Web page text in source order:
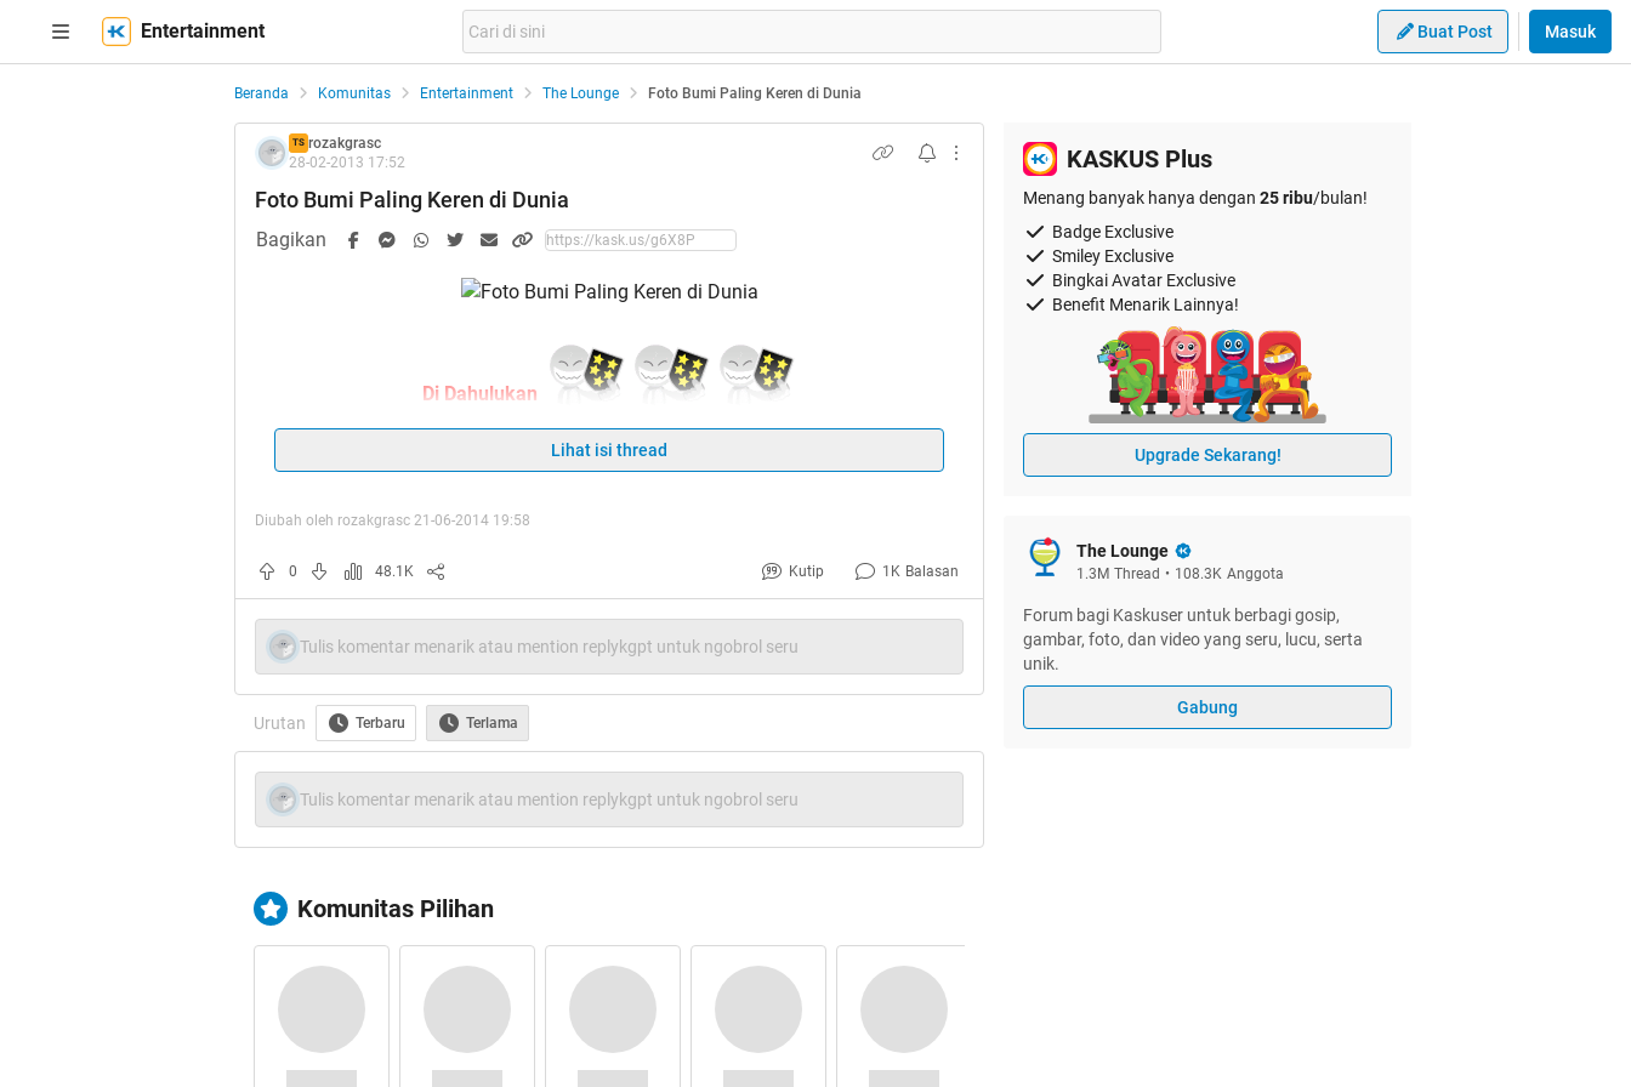
Entertainment Buat Post Masuk
Beranda Komunitas Entertainment The Lounge Foto Bumi Paling Keren di Dunia
TS rozakgrasc
28-02-2013 17:52
Foto Bumi Paling Keren di Dunia
Bagikan
Di Dahulukan
SpoilerforBukti:
Cekidot gan ga usah lama-lama
SpoilerforBumi:
Lihat isi thread
Diubah oleh rozakgrasc 21-06-2014 19:58
0 48.1K Kutip 1K Balasan
Tulis komentar menarik atau mention replykgpt untuk ngobrol seru
Urutan Terbaru Terlama
Tulis komentar menarik atau mention replykgpt untuk ngobrol seru
Komunitas Pilihan
KASKUS Plus
Menang banyak hanya dengan 25 ribu/bulan!
Badge Exclusive
Smiley Exclusive
Bingkai Avatar Exclusive
Benefit Menarik Lainnya!
Upgrade Sekarang!
The Lounge
1.3M Thread • 108.3K Anggota
Forum bagi Kaskuser untuk berbagi gosip,
gambar, foto, dan video yang seru, lucu, serta
unik.
Gabung